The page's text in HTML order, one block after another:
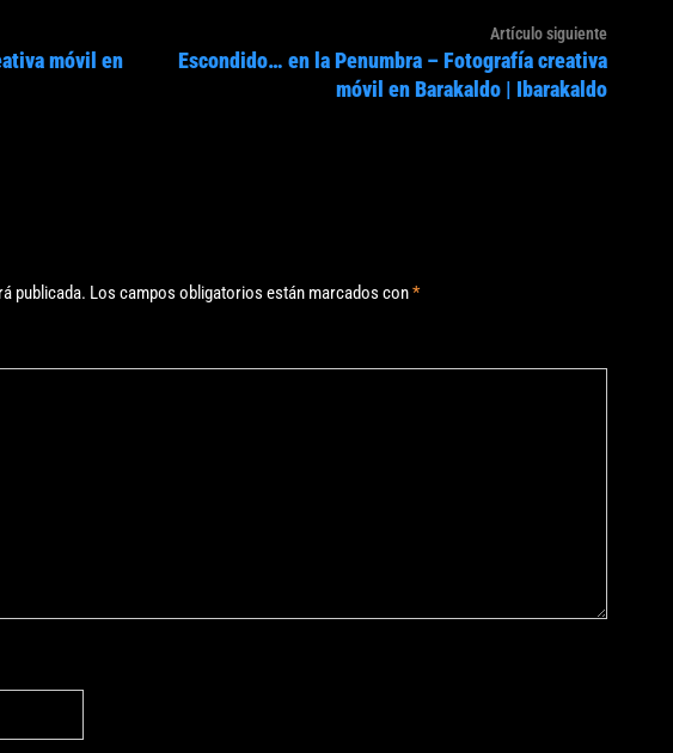
móvil en
Artículo siguienteArtículo
siguiente:
Escondido… en la Penumbra – Fotografía creativa
móvil en Barakaldo | Ibarakaldo
publicada. Los campos obligatorios están marcados con*